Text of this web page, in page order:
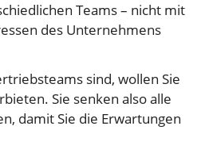
Teams – nicht mit
des Unternehmens
sind, wollen Sie
Sie senken also alle
damit Sie die Erwartungen